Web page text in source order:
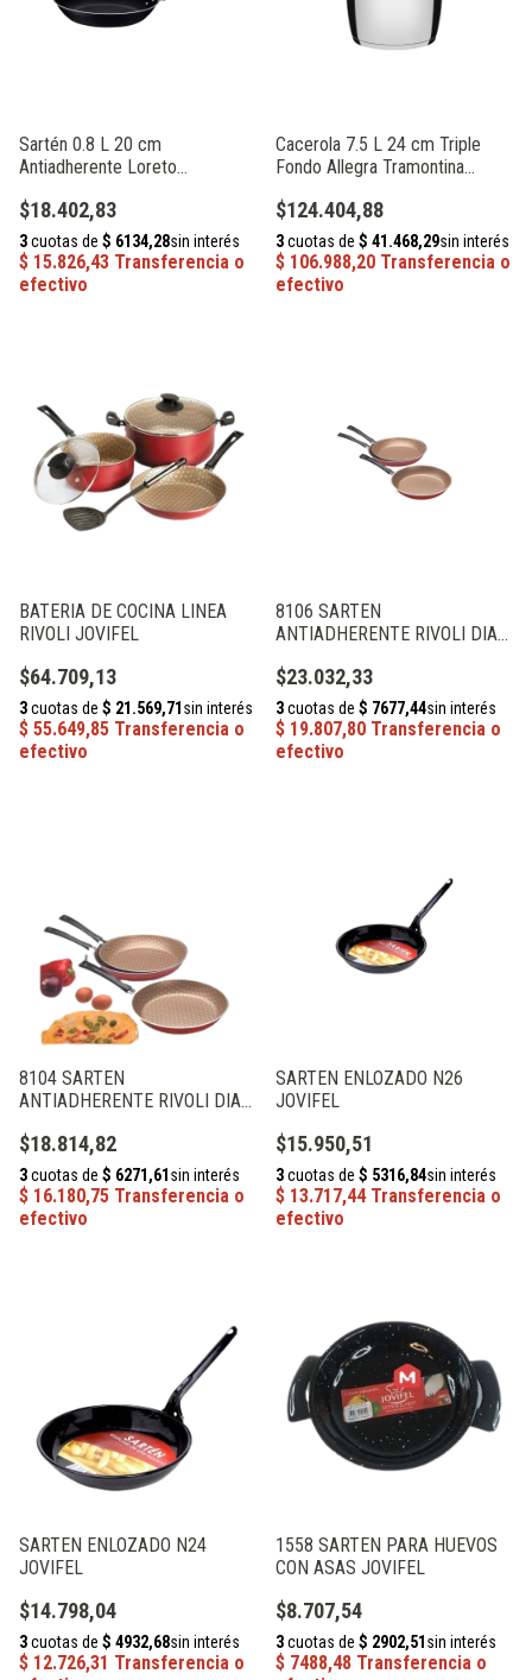
Sartén 0.8 L 20 cm
Antiadherente Loreto
$18.402,83
Cacerola 7.5 L 24 cm Triple
Fondo Allegra Tramontina
$124.404,88
BATERIA DE COCINA LINEA
RIVOLI JOVIFEL
$64.709,13
8106 SARTEN
ANTIADHERENTE RIVOLI DIAM
$23.032,33
8104 SARTEN
ANTIADHERENTE RIVOLI DIAM
$18.814,82
SARTEN ENLOZADO N26
JOVIFEL
$15.950,51
SARTEN ENLOZADO N24
JOVIFEL
$14.798,04
1558 SARTEN PARA HUEVOS
CON ASAS JOVIFEL
$8.707,54